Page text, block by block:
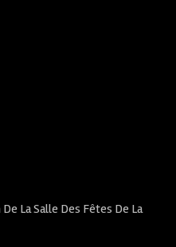
La Salle Des Fêtes De La